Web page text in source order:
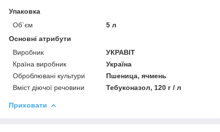
Упаковка
Об`єм
5 л
Основні атрибути
Виробник
УКРАВІТ
Країна виробник
Україна
Оброблювані культури
Пшеница, ячмень
Вміст діючої речовини
Тебуконазол, 120 г / л
Приховати